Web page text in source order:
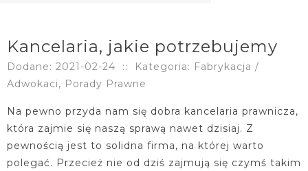
Kancelaria, jakie potrzebujemy
Dodane: 2021-02-24 ::
Kategoria: Fabrykacja /
Adwokaci, Porady Prawne
Na pewno przyda nam się dobra kancelaria prawnicza,
która zajmie się naszą sprawą nawet dzisiaj. Z
pewnością jest to solidna firma, na której warto
polegać. Przecież nie od dziś zajmują się czymś takim